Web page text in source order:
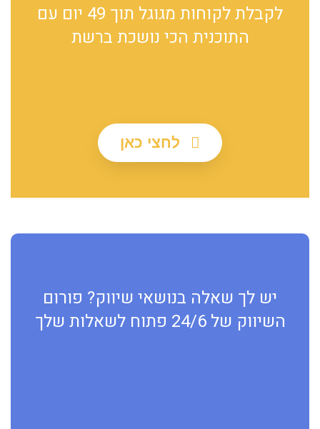
לקבלת לקוחות מגוגל תוך 49 יום עם
התוכנית הכי נושכת ברשת
לחצי כאן
יש לך שאלה בנושאי שיווק? פורום
השיווק של 24/6 פתוח לשאלות שלך